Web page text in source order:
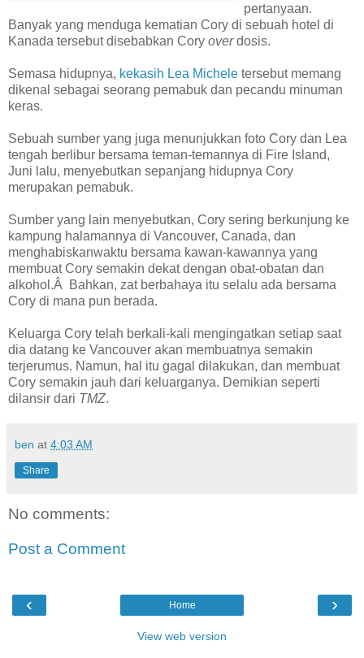
pertanyaan.
Banyak yang menduga kematian Cory di sebuah hotel di
Kanada tersebut disebabkan Cory overdosis.
Semasa hidupnya, kekasih Lea Michele tersebut memang
dikenal sebagai seorang pemabuk dan pecandu minuman
keras.
Sebuah sumber yang juga menunjukkan foto Cory dan Lea
tengah berlibur bersama teman-temannya di Fire Island,
Juni lalu, menyebutkan sepanjang hidupnya Cory
merupakan pemabuk.
Sumber yang lain menyebutkan, Cory sering berkunjung ke
kampung halamannya di Vancouver, Canada, dan
menghabiskanwaktu bersama kawan-kawannya yang
membuat Cory semakin dekat dengan obat-obatan dan
alkohol.Â Bahkan, zat berbahaya itu selalu ada bersama
Cory di mana pun berada.
Keluarga Cory telah berkali-kali mengingatkan setiap saat
dia datang ke Vancouver akan membuatnya semakin
terjerumus. Namun, hal itu gagal dilakukan, dan membuat
Cory semakin jauh dari keluarganya. Demikian seperti
dilansir dari TMZ.
ben at 4:03 AM
Share
No comments:
Post a Comment
‹ ›
Home
View web version